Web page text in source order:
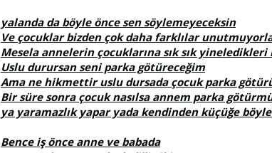
yalanda da böyle önce sen söylemeyeceksin
Ve çocuklar bizden çok daha farklılar
Mesela annelerin çocuklarına sık sık
Uslu durursan seni parka götüreceğim
Ama ne hikmettir uslu dursada çocuk parka
Bir süre sonra çocuk nasılsa annem parka
ya yaramazlık yapar yada kendinden küçüğe
Bence iş önce anne ve babada